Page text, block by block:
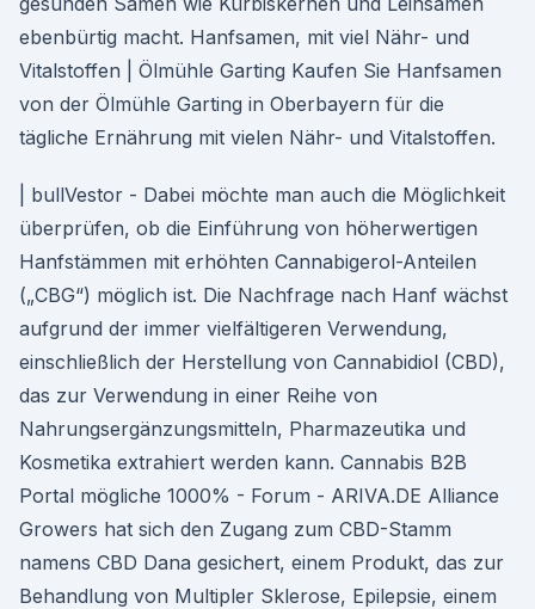
ebenbürtig macht. Hanfsamen, mit viel Nähr- und
Vitalstoffen | Ölmühle Garting Kaufen Sie Hanfsamen
von der Ölmühle Garting in Oberbayern für die
tägliche Ernährung mit vielen Nähr- und Vitalstoffen.
| bullVestor - Dabei möchte man auch die Möglichkeit
überprüfen, ob die Einführung von höherwertigen
Hanfstämmen mit erhöhten Cannabigerol-Anteilen
(„CBG“) möglich ist. Die Nachfrage nach Hanf wächst
aufgrund der immer vielfältigeren Verwendung,
einschließlich der Herstellung von Cannabidiol (CBD),
das zur Verwendung in einer Reihe von
Nahrungsergänzungsmitteln, Pharmazeutika und
Kosmetika extrahiert werden kann. Cannabis B2B
Portal mögliche 1000% - Forum - ARIVA.DE Alliance
Growers hat sich den Zugang zum CBD-Stamm
namens CBD Dana gesichert, einem Produkt, das zur
Behandlung von Multipler Sklerose, Epilepsie, einem